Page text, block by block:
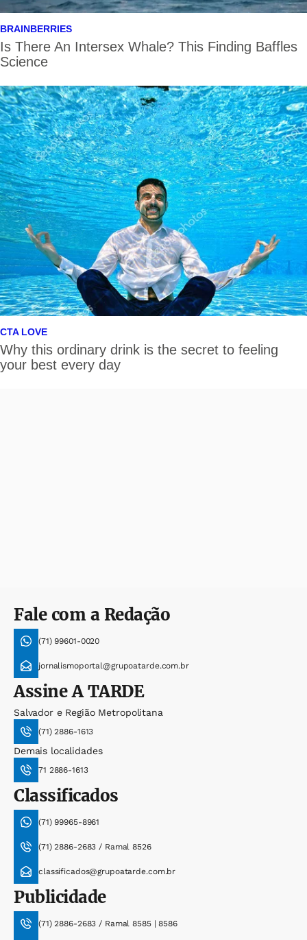
Fale com a Redação
(71) 99601-0020
jornalismoportal@grupoatarde.com.br
AssineA TARDE
Salvador e Região Metropolitana
(71) 2886-1613
Demais localidades
71 2886-1613
Classificados
(71) 99965-8961
(71) 2886-2683 / Ramal 8526
classificados@grupoatarde.com.br
Publicidade
(71) 2886-2683 / Ramal 8585 | 8586